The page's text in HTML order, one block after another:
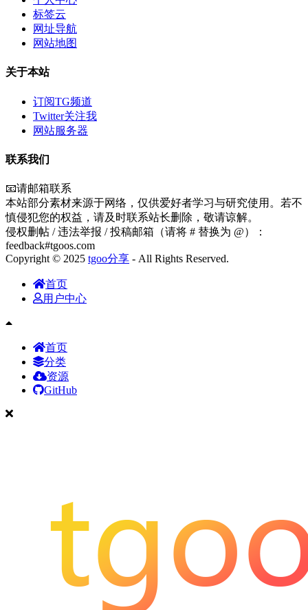
标签云
网址导航
网站地图
关于本站
订阅TG频道
Twitter关注我
网站服务器
联系我们
📧请邮箱联系
本站部分素材来源于网络，仅供爱好者学习与研究使用。若不
慎侵犯您的权益，请及时联系站长删除，敬请谅解。
侵权删帖 / 违法举报 / 投稿邮箱（请将 # 替换为 @）：
feedback#tgoos.com
Copyright © 2025 tgoo分享 - All Rights Reserved.
首页
用户中心
首页
分类
资源
GitHub